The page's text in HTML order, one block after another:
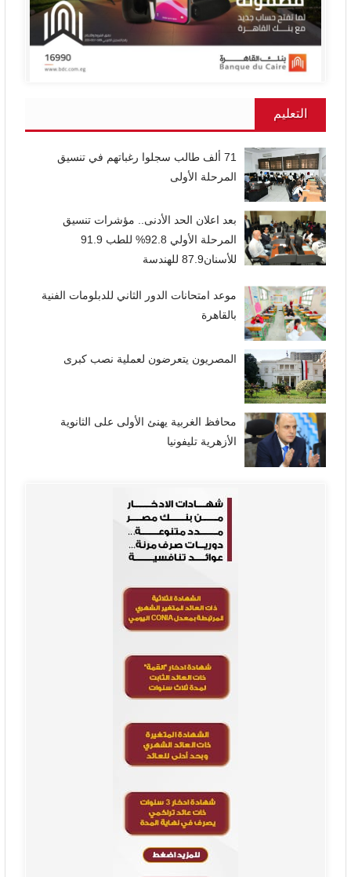
التعليم
71 ألف طالب سجلوا رغباتهم في تنسيق
المرحلة الأولى
بعد اعلان الحد الأدنى.. مؤشرات تنسيق
المرحلة الأولي 92.8% للطب 91.9
للأسنان87.9 للهندسة
موعد امتحانات الدور الثاني للدبلومات الفنية
بالقاهرة
المصريون يتعرضون لعملية نصب كبرى
محافظ الغربية يهنئ الأولى على الثانوية
الأزهرية تليفونيا